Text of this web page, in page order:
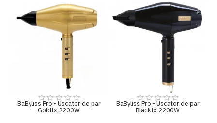
BaByliss Pro - Uscator de par
Goldfx 2200W
BaByliss Pro - Uscator de par
Blackfx 2200W